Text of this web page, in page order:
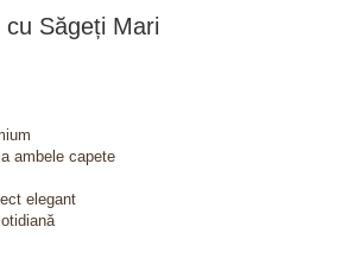
Săgeți Mari
ambele capete
elegant